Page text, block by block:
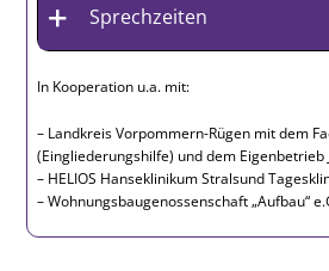
Sprechzeiten
In Kooperation u.a. mit:
– Landkreis Vorpommern-Rügen mit dem
(Eingliederungshilfe) und dem Eigenbetrieb
– HELIOS Hanseklinikum Stralsund
– Wohnungsbaugenossenschaft „Aufbau“